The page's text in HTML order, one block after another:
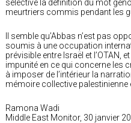
sélective la définition du mot
meurtriers commis pendant les
Il semble qu’Abbas n’est pas
soumis à une occupation
prévisible entre Israël et l’OTAN,
impunité en ce qui concerne les
à imposer de l’intérieur la
mémoire collective palestinienne
Ramona Wadi
Middle East Monitor, 30 janvier